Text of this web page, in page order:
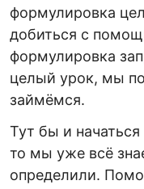
формулировка
добиться с
формулировка
целый урок, мы
займёмся.
Тут бы и
то мы уже всё
определили.